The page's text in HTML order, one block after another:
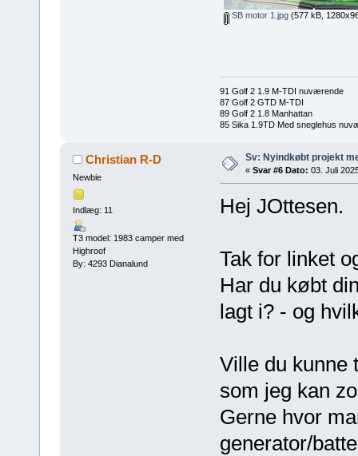
SB motor 1.jpg(577 kB,
91 Golf 2 1.9 M-TDI nuværende
87 Golf 2 GTD M-TDI
89 Golf 2 1.8 Manhattan
85 Sika 1.9TD Med sneglehus
Christian R-D
Newbie
Indlæg: 11
T3 model: 1983 camper med
Highroof
By: 4293 Dianalund
Sv: Nyindkøbt projekt
« Svar #6 Dato: 03. Juli
Hej JOttesen.
Tak for linket
Har du købt
lagt i? - og
Ville du kunne
som jeg kan
Gerne hvor
generator/